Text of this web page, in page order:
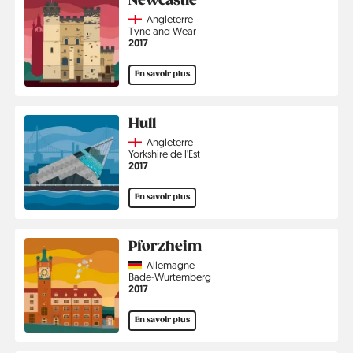
CountryAngleterre
Région
Tyne and Wear
Année
2017
En savoir plus
Hull
CountryAngleterre
Région
Yorkshire de l'Est
Année
2017
En savoir plus
Pforzheim
CountryAllemagne
Région
Bade-Wurtemberg
Année
2017
En savoir plus